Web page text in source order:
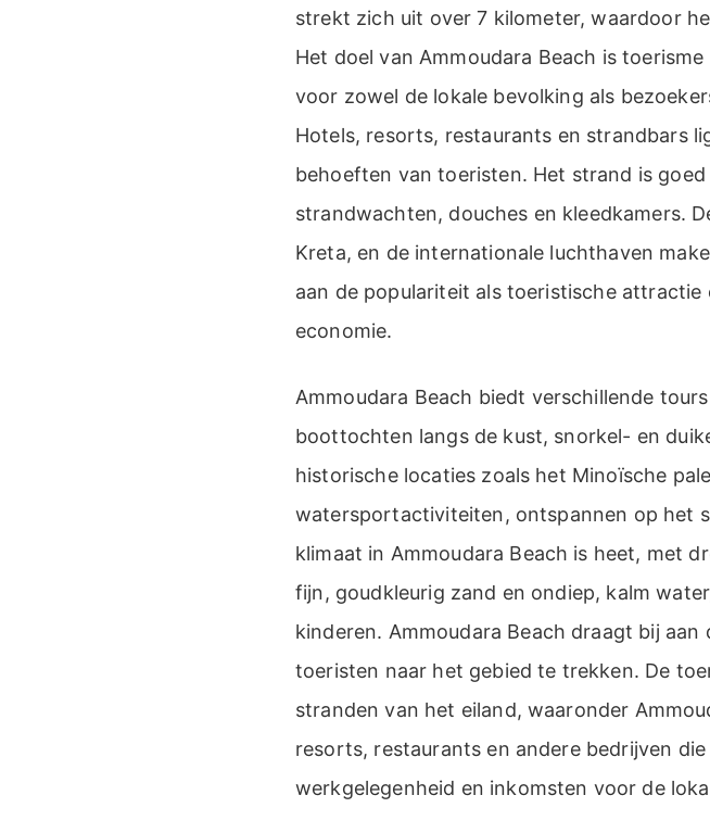
strekt zich uit over 7 kilometer, waardoor
Het doel van Ammoudara Beach is
voor zowel de lokale bevolking als
Hotels, resorts, restaurants en strandbars
behoeften van toeristen. Het strand is
strandwachten, douches en kleedkamers.
Kreta, en de internationale luchthaven
aan de populariteit als toeristische
economie.
Ammoudara Beach biedt verschillende
boottochten langs de kust, snorkel- en
historische locaties zoals het Minoïsche
watersportactiviteiten, ontspannen op het
klimaat in Ammoudara Beach is heet, met
fijn, goudkleurig zand en ondiep, kalm
kinderen. Ammoudara Beach draagt bij
toeristen naar het gebied te trekken. De
stranden van het eiland, waaronder
resorts, restaurants en andere bedrijven
werkgelegenheid en inkomsten voor de